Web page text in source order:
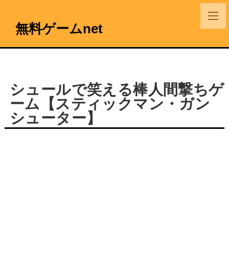
無料ゲームnet
シュールで笑える棒人間撃ちゲ
ーム【スティックマン・ガン
シューター】